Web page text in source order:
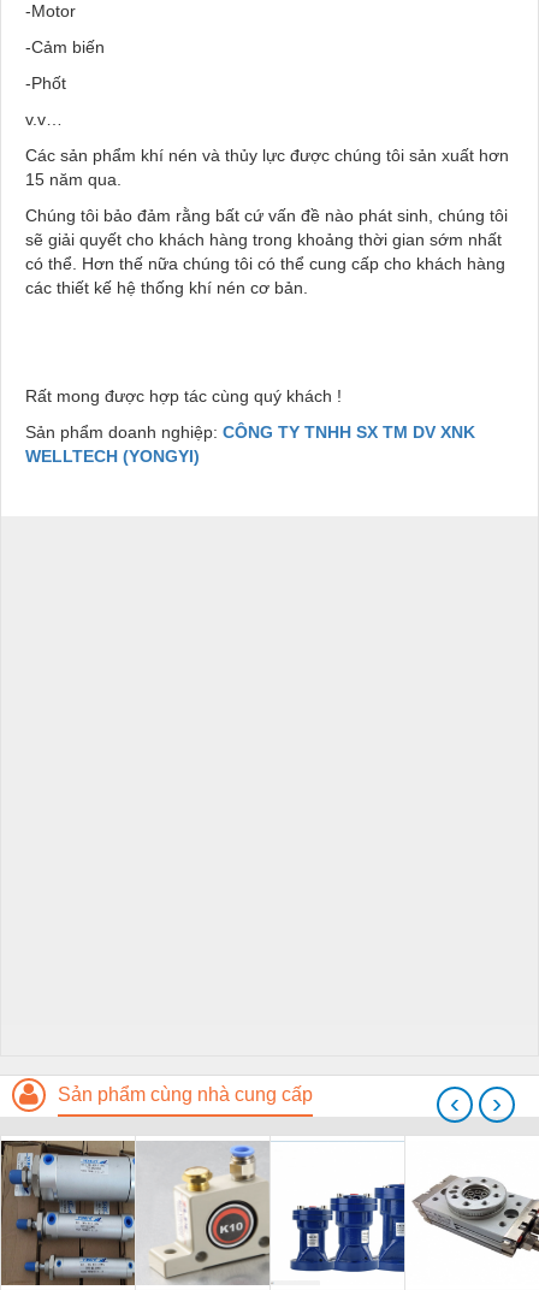
-Motor
-Cảm biến
-Phốt
v.v…
Các sản phẩm khí nén và thủy lực được chúng tôi sản xuất hơn
15 năm qua.
Chúng tôi bảo đảm rằng bất cứ vấn đề nào phát sinh, chúng tôi
sẽ giải quyết cho khách hàng trong khoảng thời gian sớm nhất
có thể. Hơn thế nữa chúng tôi có thể cung cấp cho khách hàng
các thiết kế hệ thống khí nén cơ bản.
Rất mong được hợp tác cùng quý khách !
Sản phẩm doanh nghiệp: CÔNG TY TNHH SX TM DV XNK
WELLTECH (YONGYI)
Sản phẩm cùng nhà cung cấp ‹ ›